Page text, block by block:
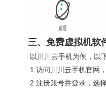
三、免费虚拟机软
以 川川云手机为例，以
1.访问川川云手机官网
2.注册账号并登录，选